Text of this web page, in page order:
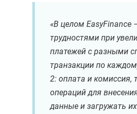
«В целом EasyFinance
трудностями при
платежей с разными
транзакции по
2: оплата и комиссия,
операций для
данные и загружать